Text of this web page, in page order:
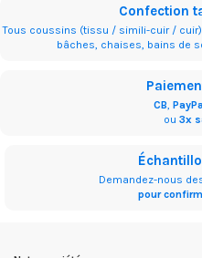
Confection
Tous coussins (tissu / simili-cuir /
bâches, chaises, bains de
CB,
ou 3x
Demandez-nous
pour